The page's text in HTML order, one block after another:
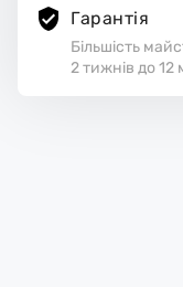
Гарантія
Більшість
2 тижнів до 12